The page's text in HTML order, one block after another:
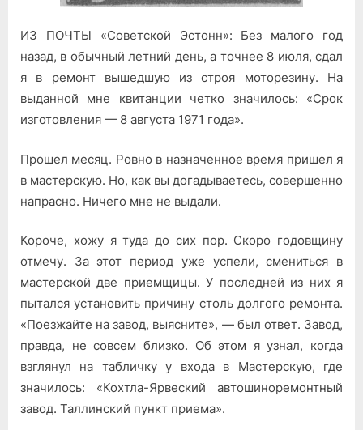
ИЗ ПОЧТЫ «Советской Эстонн»: Без малого год
назад, в обычный летний день, а точнее 8 июля, сдал
я в ремонт вышедшую из строя моторезину. На
выданной мне квитанции четко значилось: «Срок
изготовления — 8 августа 1971 года».
Прошел месяц. Ровно в назначенное время пришел я
в мастерскую. Но, как вы догадываетесь, совершенно
напрасно. Ничего мне не выдали.
Короче, хожу я туда до сих пор. Скоро годовщину
отмечу. За этот период уже успели, смениться в
мастерской две приемщицы. У последней из них я
пытался установить причину столь долгого ремонта.
«Поезжайте на завод, выясните», — был ответ. Завод,
правда, не совсем близко. Об этом я узнал, когда
взглянул на табличку у входа в Мастерскую, где
значилось: «Кохтла-Ярвеский автошиноремонтный
завод. Таллинский пункт приема».